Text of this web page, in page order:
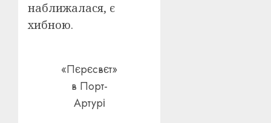
наближалася, є
хибною.
«Пєрєсвєт»
в Порт-
Артурі